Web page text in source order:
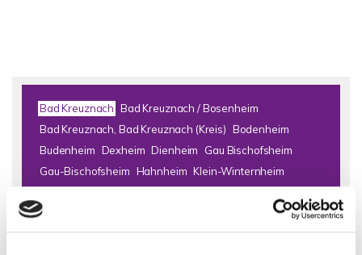
Bad Kreuznach Bad Kreuznach / Bosenheim
Bad Kreuznach, Bad Kreuznach (Kreis) Bodenheim
Budenheim Dexheim Dienheim
Gau Bischofsheim
Gau-Bischofsheim Hahnheim Klein-Winternheim
Mainz / Bretzenheim
Mainz / Finthen
Mainz / Gonsenheim Mainz / Hechtsheim